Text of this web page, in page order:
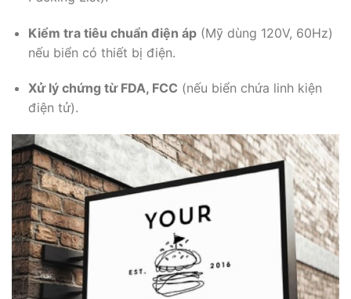
Kiểm tra tiêu chuẩn điện áp(Mỹ dùng 120V, 60Hz)
nếu biển có thiết bị điện.
Xử lý chứng từ FDA, FCC (nếu biển chứa linh kiện
điện tử).